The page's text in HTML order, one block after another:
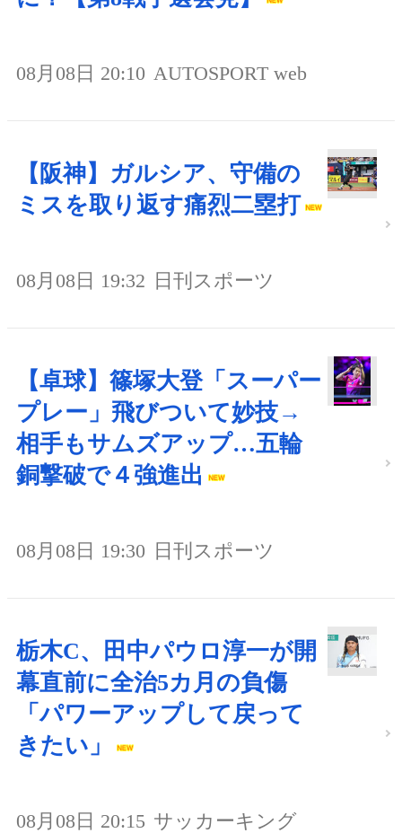
08月08日 20:10 AUTOSPORT web
【阪神】ガルシア、守備の
ミスを取り返す痛烈二塁打
08月08日 19:32 日刊スポーツ
【卓球】篠塚大登「スーパー
プレー」飛びついて妙技→
相手もサムズアップ…五輪
銅撃破で４強進出
08月08日 19:30 日刊スポーツ
栃木C、田中パウロ淳一が開
幕直前に全治5カ月の負傷
「パワーアップして戻って
きたい」
08月08日 20:15 サッカーキング